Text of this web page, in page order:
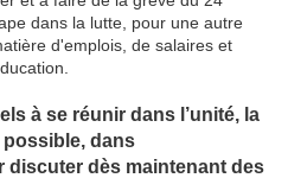
dans la lutte, pour une autre
d'emplois, de salaires et
à se réunir dans l’unité, la
dans
discuter dès maintenant des